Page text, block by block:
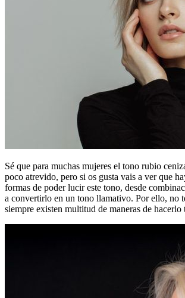
Sé que para muchas mujeres el tono rubio
poco atrevido, pero si os gusta vais a ver que
formas de poder lucir este tono, desde
a convertirlo en un tono llamativo. Por ello, no
siempre existen multitud de maneras de hacerlo